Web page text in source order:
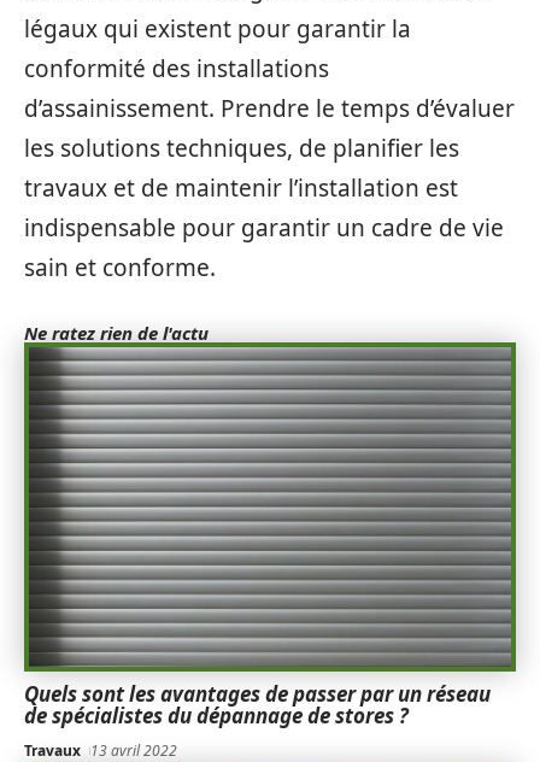
légaux qui existent pour garantir la
conformité des installations
d’assainissement. Prendre le temps d’évaluer
les solutions techniques, de planifier les
travaux et de maintenir l’installation est
indispensable pour garantir un cadre de vie
sain et conforme.
Ne ratez rien de l'actu
Quels sont les avantages de passer par un réseau
de spécialistes du dépannage de stores ?
Travaux 13 avril 2022